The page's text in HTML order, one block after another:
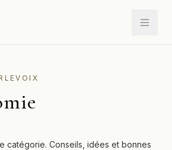
catégorie. Conseils, idées et bonnes